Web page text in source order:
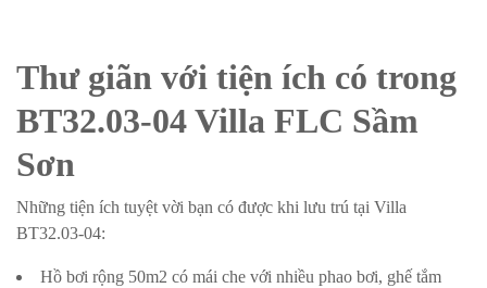
Thư giãn với tiện ích có trong
BT32.03-04 Villa FLC Sầm
Sơn
Những tiện ích tuyệt vời bạn có được khi lưu trú tại Villa
BT32.03-04:
Hồ bơi rộng 50m2 có mái che với nhiều phao bơi, ghế tắm